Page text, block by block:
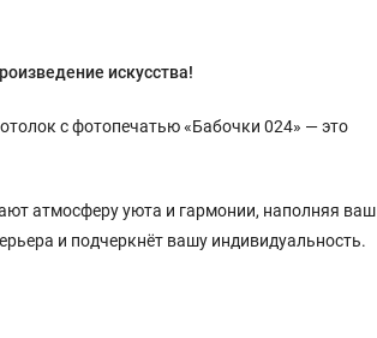
искусства!
с фотопечатью «Бабочки 024» — это
атмосферу уюта и гармонии, наполняя ваш
и подчеркнёт вашу индивидуальность.